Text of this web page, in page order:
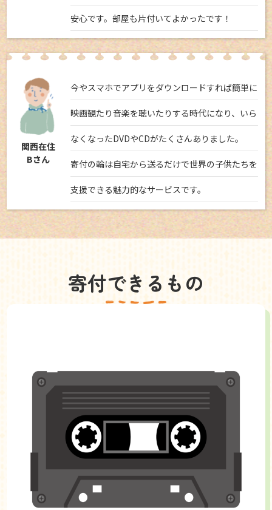
安心です。部屋も片付いてよかったです！
関西在住
Bさん
今やスマホでアプリをダウンロードすれば簡単に
映画観たり音楽を聴いたりする時代になり、いら
なくなったDVDやCDがたくさんありました。
寄付の輪は自宅から送るだけで世界の子供たちを
支援できる魅力的なサービスです。
寄付できるもの